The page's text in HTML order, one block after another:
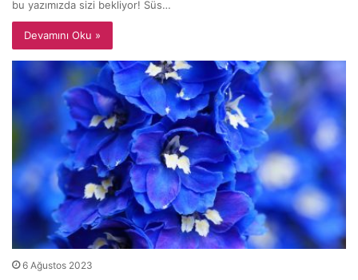
bu yazımızda sizi bekliyor! Süs…
Devamını Oku »
6 Ağustos 2023